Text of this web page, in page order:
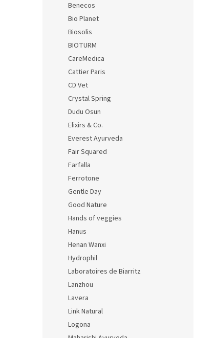
Benecos
Bio Planet
Biosolis
BIOTURM
CareMedica
Cattier Paris
CD Vet
Crystal Spring
Dudu Osun
Elixirs & Co.
Everest Ayurveda
Fair Squared
Farfalla
Ferrotone
Gentle Day
Good Nature
Hands of veggies
Hanus
Henan Wanxi
Hydrophil
Laboratoires de Biarritz
Lanzhou
Lavera
Link Natural
Logona